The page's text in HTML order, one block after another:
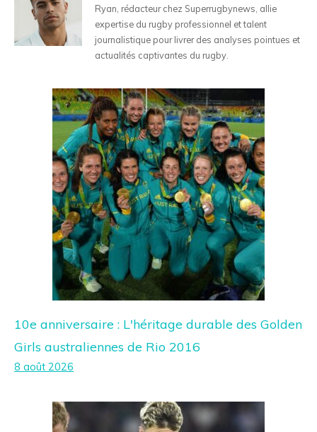
Ryan, rédacteur chez Superrugbynews, allie
expertise du rugby professionnel et talent
journalistique pour livrer des analyses pointues et
actualités captivantes du rugby.
10e anniversaire : L'héritage durable des Golden
Girls australiennes de Rio 2016
8 août 2026